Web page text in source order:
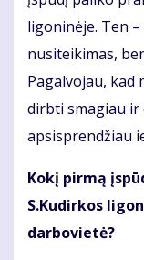
ligoninėje. Ten
nusiteikimas,
Pagalvojau, kad
dirbti smagiau ir
apsisprendžiau
Kokį pirmą
S.Kudirkos
darbovietė?